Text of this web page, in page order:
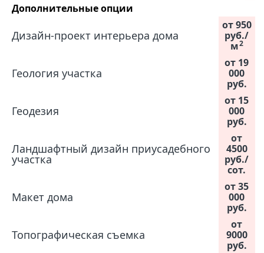
Дополнительные опции
Дизайн-проект интерьера дома
от 950
руб./
м2
Геология участка
от 19
000
руб.
Геодезия
от 15
000
руб.
Ландшафтный дизайн приусадебного
участка
от
4500
руб./
сот.
Макет дома
от 35
000
руб.
Топографическая съемка
от
9000
руб.